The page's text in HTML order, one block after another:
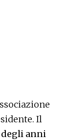
Il
degli anni